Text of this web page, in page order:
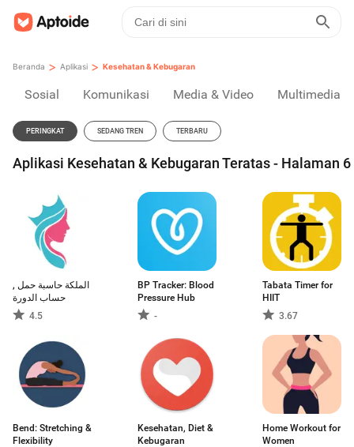
Beranda > Aplikasi > Kesehatan & Kebugaran
Sosial Komunikasi Media & Video Multimedia
PERINGKAT SEDANG TREN TERBARU
Aplikasi Kesehatan & Kebugaran Teratas - Halaman 6
الملكة حاسبة حمل ,
حساب الدورة
4.5
BP Tracker: Blood
Pressure Hub
-
Tabata Timer for
HIIT
3.67
Bend: Stretching &
Flexibility
Kesehatan, Diet &
Kebugaran
Home Workout for
Women